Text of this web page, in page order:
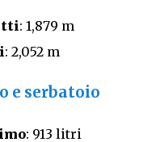
: 1,879 m
: 2,052 m
e serbatoio
: 913 litri